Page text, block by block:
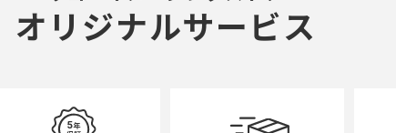
オリジナルサービス